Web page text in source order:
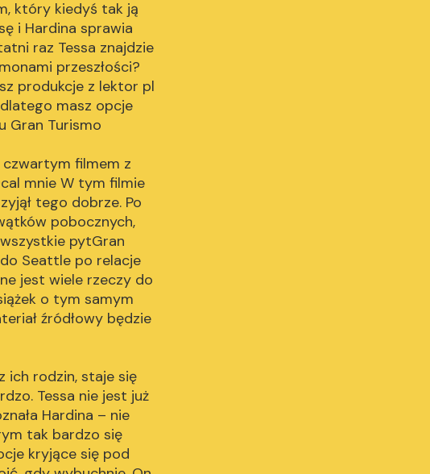
który kiedyś tak ją
i Hardina sprawia
raz Tessa znajdzie
przeszłości?
produkcje z lektor pl
masz opcje
Gran Turismo
czwartym filmem z
mnie W tym filmie
tego dobrze. Po
pobocznych,
pytGran
Seattle po relacje
jest wiele rzeczy do
o tym samym
źródłowy będzie
ich rodzin, staje się
Tessa nie jest już
Hardina – nie
tak bardzo się
kryjące się pod